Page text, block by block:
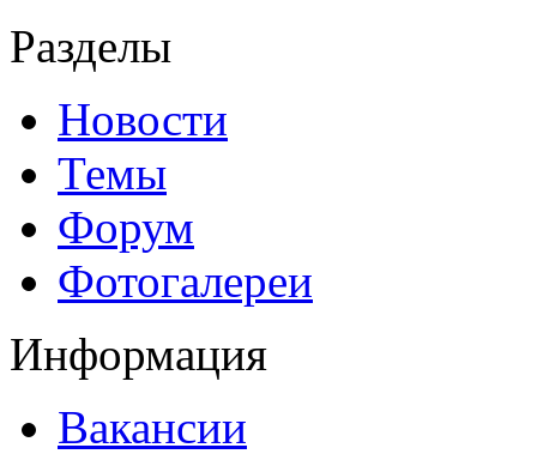
Разделы
Новости
Темы
Форум
Фотогалереи
Информация
Вакансии